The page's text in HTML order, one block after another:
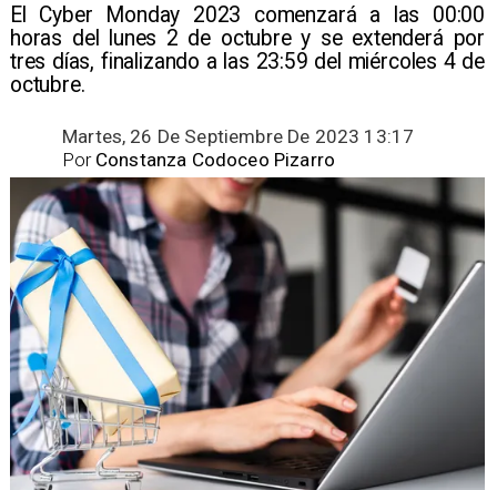
​El Cyber Monday 2023 comenzará a las 00:00
horas del lunes 2 de octubre y se extenderá por
tres días, finalizando a las 23:59 del miércoles 4 de
octubre.
Martes, 26 De Septiembre De 2023 13:17
Constanza Codoceo Pizarro
Por